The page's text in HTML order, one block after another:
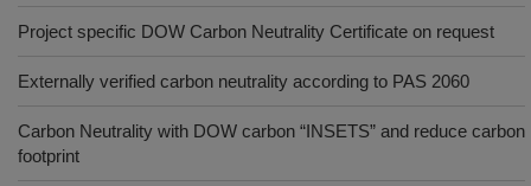
Project specific DOW Carbon Neutrality Certificate on request
Externally verified carbon neutrality according to PAS 2060
Carbon Neutrality with DOW carbon “INSETS” and reduce carbon
footprint